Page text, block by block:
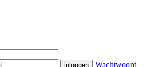
Wachtwoord